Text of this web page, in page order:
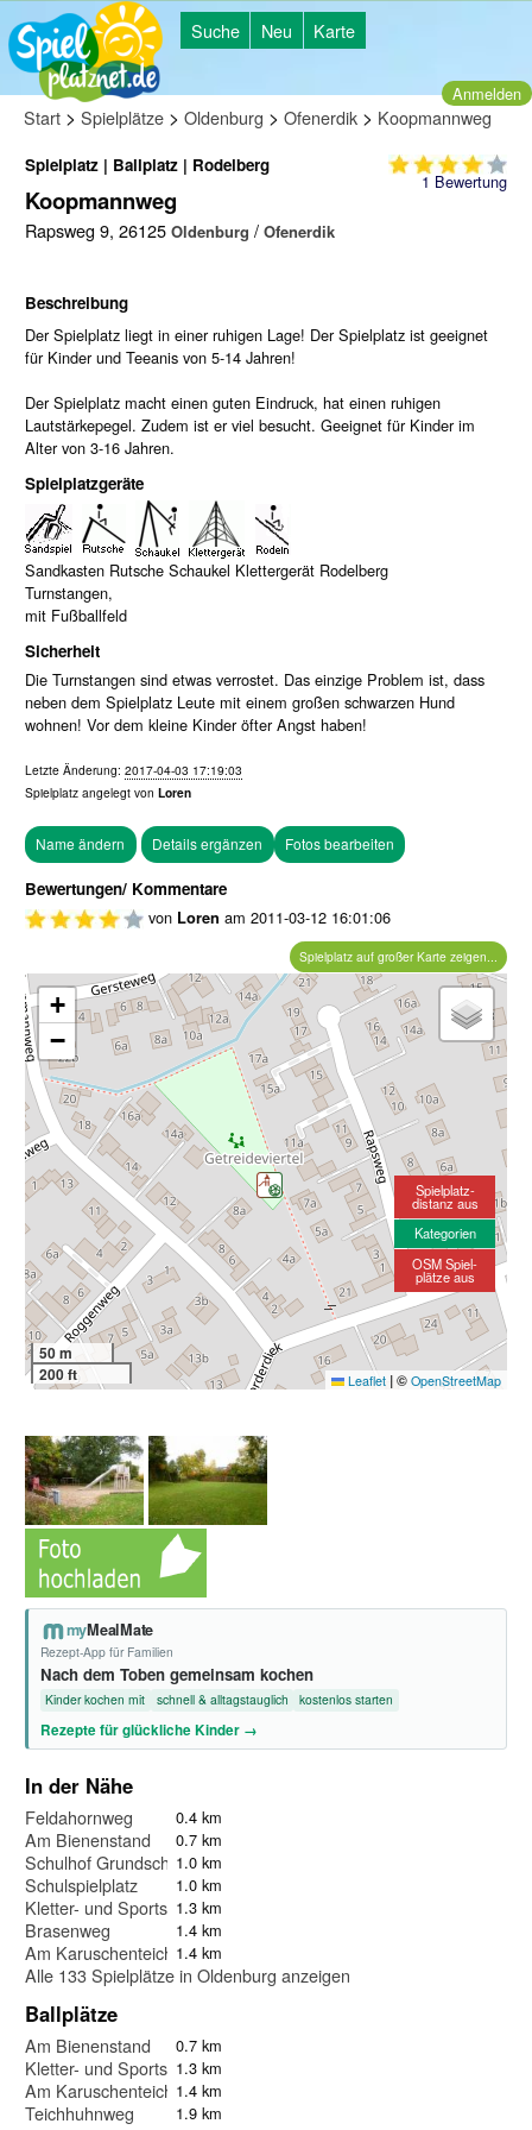
Suche Neu Karte
Anmelden
Start > Spielplätze > Oldenburg > Ofenerdik > Koopmannweg
1Bewertung
Spielplatz | Ballplatz | Rodelberg
Koopmannweg
Rapsweg 9, 26125 Oldenburg / Ofenerdik
Beschreibung
Der Spielplatz liegt in einer ruhigen Lage! Der Spielplatz ist geeignet
für Kinder und Teeanis von 5-14 Jahren!
Der Spielplatz macht einen guten Eindruck, hat einen ruhigen
Lautstärkepegel. Zudem ist er viel besucht. Geeignet für Kinder im
Alter von 3-16 Jahren.
Spielplatzgeräte
Sandkasten Rutsche Schaukel Klettergerät Rodelberg
Turnstangen,
mit Fußballfeld
Sicherheit
Die Turnstangen sind etwas verrostet. Das einzige Problem ist, dass
neben dem Spielplatz Leute mit einem großen schwarzen Hund
wohnen! Vor dem kleine Kinder öfter Angst haben!
Letzte Änderung: 2017-04-03 17:19:03
Spielplatz angelegt von Loren
Fotos bearbeiten
Bewertungen/ Kommentare
von Loren am 2011-03-12 16:01:06
Spielplatz auf großer Karte zeigen...
+
−
50 m
200 ft
Leaflet |© OpenStreetMap
Spielplatz-
distanz aus
Kategorien
OSM Spiel-
plätze aus
myMealMate
Rezept-App für Familien
Nach dem Toben gemeinsam kochen
Kinder kochen mit schnell & alltagstauglich kostenlos starten
Rezepte für glückliche Kinder →
In der Nähe
Feldahornweg 0.4 km
Am Bienenstand 0.7 km
Schulhof Grundschule Ofenerdiek
1.0 km
Schulspielplatz 1.0 km
Kletter- und Sportspielplatz am Swarte-Moor-See
1.3 km
Brasenweg 1.4 km
Am Karuschenteich 1.4 km
Alle 133 Spielplätze in Oldenburg anzeigen
Ballplätze
Am Bienenstand 0.7 km
Kletter- und Sportspielplatz am Swarte-Moor-See
1.3 km
Am Karuschenteich 1.4 km
Teichhuhnweg 1.9 km